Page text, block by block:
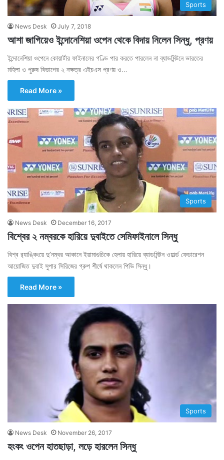
Sports
News Desk July 7, 2018
আশা জাগিয়েও ইন্দোনেশিয়া ওপেন থেকে বিদায় নিলেন সিন্ধু, প্রণয়
ইন্দোনেশিয়া ওপেনে কোয়ার্টার ফাইনালের গণ্ডি পার করতে পারলেন না ব্যাডমিন্টনে ভারতের
মহিলা ও পুরুষ বিভাগের ২ নক্ষত্র এইচএস প্রণয় ও…
Read More »
Sports
News Desk December 16, 2017
বিশ্বের ২ নম্বরকে হারিয়ে দুবাইতে সেমিফাইনালে সিন্ধু
বিশ্ব ব়্যাঙ্কিংয়ে দু’নম্বর আকানে ইয়ামাগুচিকে হেলায় হারিয়ে ব্যাডমিন্টন ওয়ার্ল্ড ফেডারেশন
আয়োজিত দুবাই সুপার সিরিজের গ্রুপ শীর্ষে থাকলেন পিভি সিন্ধু।
Read More »
Sports
News Desk November 26, 2017
হংকং ওপেন হাতছাড়া, লড়ে হারলেন সিন্ধু